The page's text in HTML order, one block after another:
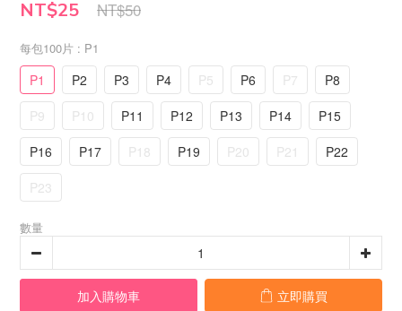
NT$25 NT$50
每包100片 : P1
P1 P2 P3 P4 P5 P6 P7
P8
P9
P10 P11 P12 P13 P14
P15
P16
P17 P18 P19 P20 P21
P22
P23
數量
加入購物車 立即購買